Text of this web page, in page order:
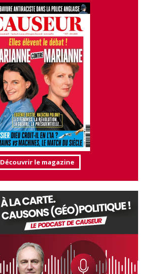
Découvrir le magazine